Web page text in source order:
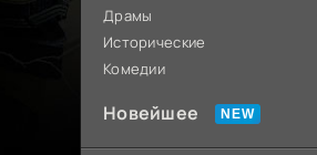
Драмы
Исторические
Комедии
Новейшее